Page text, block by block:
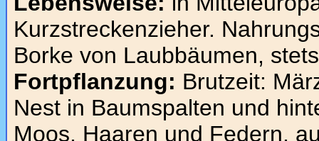
Kurzstreckenzieher.
Borke von Laubbäumen,
Fortpflanzung: Brutzeit:
Nest in Baumspalten und
Moos, Haaren und Federn,